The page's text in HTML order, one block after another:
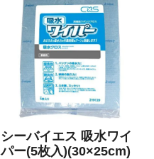
シーバイエス 吸水ワイ
パー(5枚入)(30×25cm)